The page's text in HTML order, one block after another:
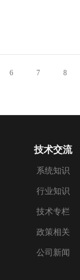
6 7 8
技术交流
系统知识
行业知识
技术专栏
政策相关
公司新闻